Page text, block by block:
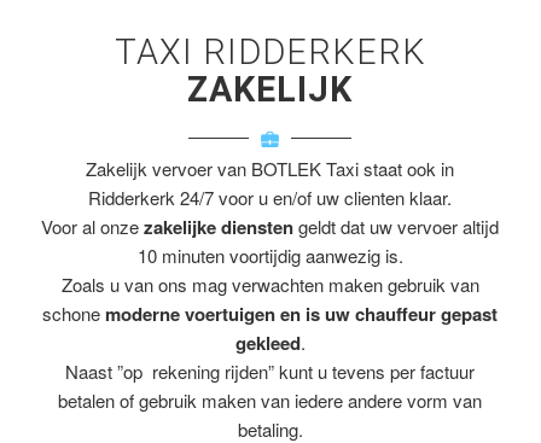
TAXI RIDDERKERK
ZAKELIJK
Zakelijk vervoer van BOTLEK Taxi staat ook in
Ridderkerk 24/7 voor u en/of uw clienten klaar.
Voor al onzezakelijke dienstengeldt dat uw vervoer altijd
10 minuten voortijdig aanwezig is.
Zoals u van ons mag verwachten maken gebruik van
schone moderne voertuigen en is uw chauffeur gepast
gekleed.
Naast ”op rekening rijden” kunt u tevens per factuur
betalen of gebruik maken van iedere andere vorm van
betaling.